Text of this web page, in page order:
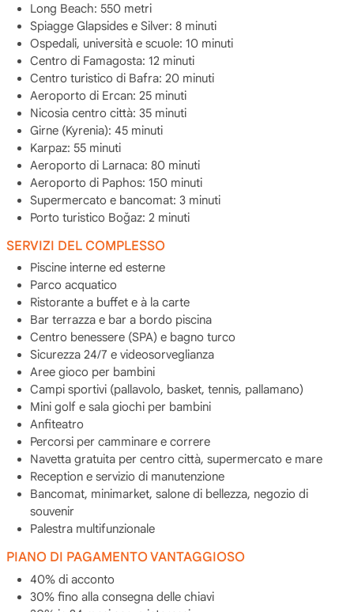
Long Beach: 550 metri
Spiagge Glapsides e Silver: 8 minuti
Ospedali, università e scuole: 10 minuti
Centro di Famagosta: 12 minuti
Centro turistico di Bafra: 20 minuti
Aeroporto di Ercan: 25 minuti
Nicosia centro città: 35 minuti
Girne (Kyrenia): 45 minuti
Karpaz: 55 minuti
Aeroporto di Larnaca: 80 minuti
Aeroporto di Paphos: 150 minuti
Supermercato e bancomat: 3 minuti
Porto turistico Boğaz: 2 minuti
SERVIZI DEL COMPLESSO
Piscine interne ed esterne
Parco acquatico
Ristorante a buffet e à la carte
Bar terrazza e bar a bordo piscina
Centro benessere (SPA) e bagno turco
Sicurezza 24/7 e videosorveglianza
Aree gioco per bambini
Campi sportivi (pallavolo, basket, tennis, pallamano)
Mini golf e sala giochi per bambini
Anfiteatro
Percorsi per camminare e correre
Navetta gratuita per centro città, supermercato e mare
Reception e servizio di manutenzione
Bancomat, minimarket, salone di bellezza, negozio di
souvenir
Palestra multifunzionale
PIANO DI PAGAMENTO VANTAGGIOSO
40% di acconto
30% fino alla consegna delle chiavi